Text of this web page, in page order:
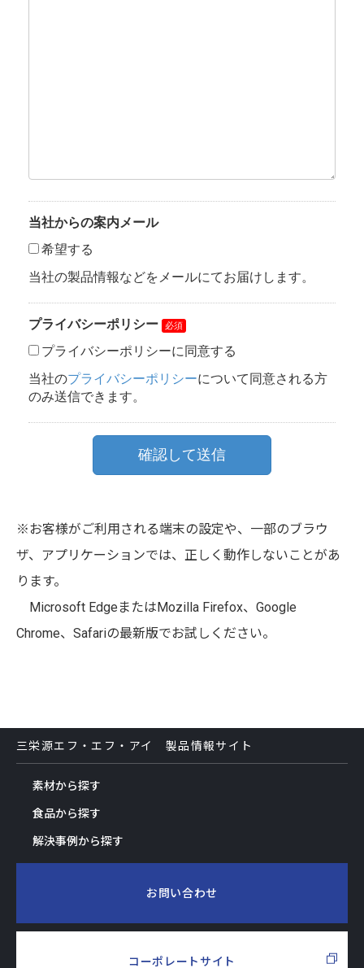
※お客様がご利用される端末の設定や、一部のブラウ
ザ、アプリケーションでは、正しく動作しないことがあ
ります。
Microsoft EdgeまたはMozilla Firefox、Google
Chrome、Safariの最新版でお試しください。
三栄源エフ・エフ・アイ 製品情報サイト
素材から探す
食品から探す
解決事例から探す
お問い合わせ
コーポレートサイト